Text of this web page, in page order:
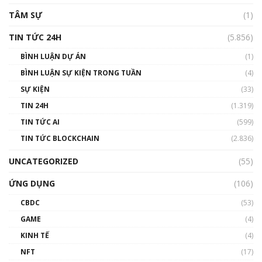
TÂM SỰ
(1)
TIN TỨC 24H
(5.856)
BÌNH LUẬN DỰ ÁN
(1)
BÌNH LUẬN SỰ KIỆN TRONG TUẦN
(4)
SỰ KIỆN
(33)
TIN 24H
(1.319)
TIN TỨC AI
(599)
TIN TỨC BLOCKCHAIN
(2.836)
UNCATEGORIZED
(55)
ỨNG DỤNG
(106)
CBDC
(53)
GAME
(4)
KINH TẾ
(4)
NFT
(17)